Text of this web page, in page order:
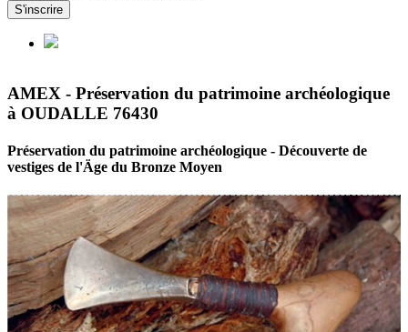
S'inscrire
AMEX - Préservation du patrimoine archéologique
à OUDALLE 76430
Préservation du patrimoine archéologique - Découverte de
vestiges de l'Äge du Bronze Moyen